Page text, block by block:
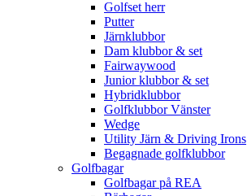
Golfset herr
Putter
Järnklubbor
Dam klubbor & set
Fairwaywood
Junior klubbor & set
Hybridklubbor
Golfklubbor Vänster
Wedge
Utility Järn & Driving Irons
Begagnade golfklubbor
Golfbagar
Golfbagar på REA